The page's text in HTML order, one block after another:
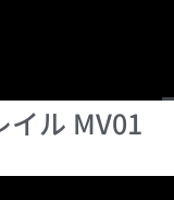
イル MV01